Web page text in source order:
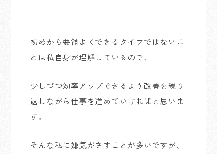
初めから要領よくできるタイプではないこ
とは私自身が理解しているので、
少しづつ効率アップできるよう改善を繰り
返しながら仕事を進めていければと思いま
す。
そんな私に嫌気がさすことが多いですが、